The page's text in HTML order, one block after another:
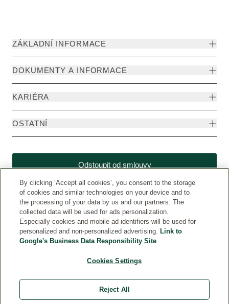
ZÁKLADNÍ INFORMACE
DOKUMENTY A INFORMACE
KARIÉRA
OSTATNÍ
Odstoupit od smlouvy
Weleda CZ © Weleda 2026
By clicking ‘Accept all cookies’, you consent to the storage
of cookies and similar technologies on your device and to
the processing of your data by us and our partners. The
collected data will be used for ads personalization.
Especially cookies and mobile ad identifiers will be used for
personalized and non-personalized advertising. Link to
Google's Business Data Responsibility Site
Cookies Settings
Reject All